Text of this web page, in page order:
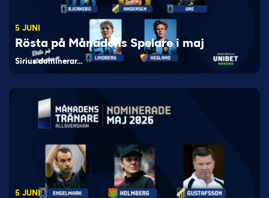
5 JUNI
Rösta på Månadens Spelare i maj
Sirius dominerar…
5 JUNI